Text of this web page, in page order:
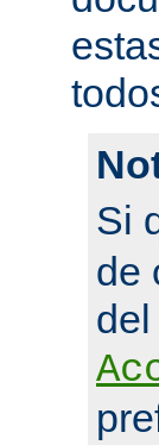
Si
de